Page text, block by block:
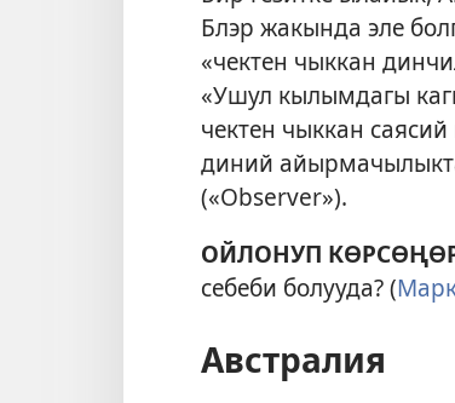
Блэр жакында эле
«чектен чыккан
«Ушул кылымдагы
чектен чыккан
диний
(«Observer»).
ОЙЛОНУП
себеби болууда? (
Австралия